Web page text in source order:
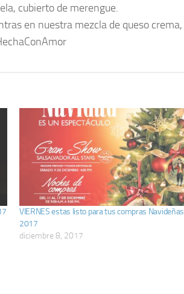
cubierto de merengue.
en nuestra mezcla de queso crema,
VIERNES estas listo para tus compras Navideñas
2017
diciembre 8, 2017